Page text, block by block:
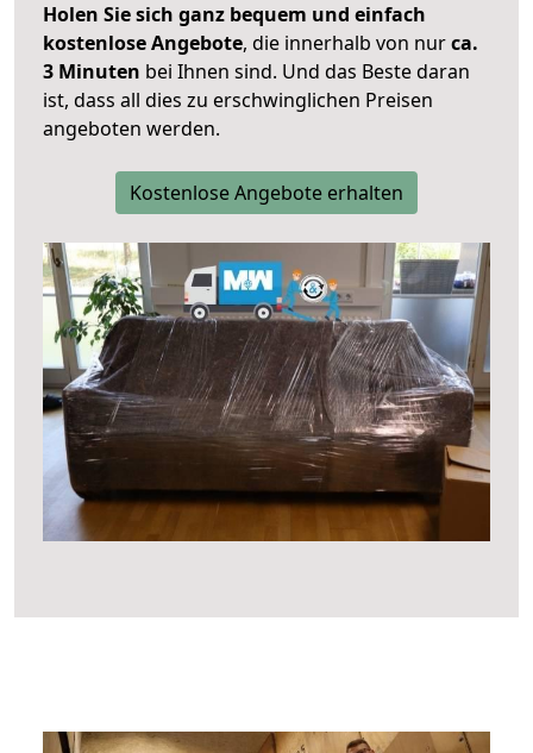
Holen Sie sich ganz bequem und einfach
kostenlose Angebote, die innerhalb von nurca.
3 Minuten bei Ihnen sind. Und das Beste daran
ist, dass all dies zu erschwinglichen Preisen
angeboten werden.
Kostenlose Angebote erhalten